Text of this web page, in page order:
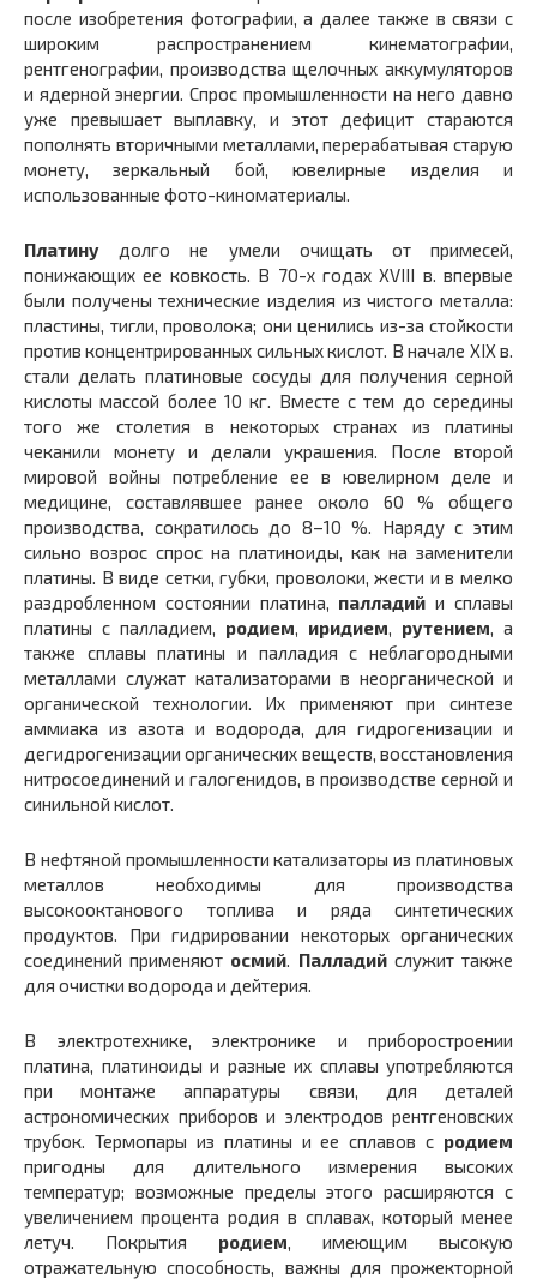
после изобретения фотографии, а далее также в связи с
широким распространением кинематографии,
рентгенографии, производства щелочных аккумуляторов
и ядерной энергии. Спрос промышленности на него давно
уже превышает выплавку, и этот дефицит стараются
пополнять вторичными металлами, перерабатывая старую
монету, зеркальный бой, ювелирные изделия и
использованные фото-киноматериалы.
Платину долго не умели очищать от примесей,
понижающих ее ковкость. В 70-х годах XVIII в. впервые
были получены технические изделия из чистого металла:
пластины, тигли, проволока; они ценились из-за стойкости
против концентрированных сильных кислот. В начале XIX в.
стали делать платиновые сосуды для получения серной
кислоты массой более 10 кг. Вместе с тем до середины
того же столетия в некоторых странах из платины
чеканили монету и делали украшения. После второй
мировой войны потребление ее в ювелирном деле и
медицине, составлявшее ранее около 60 % общего
производства, сократилось до 8–10 %. Наряду с этим
сильно возрос спрос на платиноиды, как на заменители
платины. В виде сетки, губки, проволоки, жести и в мелко
раздробленном состоянии платина, палладий и сплавы
платины с палладием, родием иридием рутением , а
также сплавы платины и палладия с неблагородными
металлами служат катализаторами в неорганической и
органической технологии. Их применяют при синтезе
аммиака из азота и водорода, для гидрогенизации и
дегидрогенизации органических веществ, восстановления
нитросоединений и галогенидов, в производстве серной и
синильной кислот.
В нефтяной промышленности катализаторы из платиновых
металлов необходимы для производства
высокооктанового топлива и ряда синтетических
продуктов. При гидрировании некоторых органических
соединений применяют осмий Палладийслужит также
для очистки водорода и дейтерия.
В электротехнике, электронике и приборостроении
платина, платиноиды и разные их сплавы употребляются
при монтаже аппаратуры связи, для деталей
астрономических приборов и электродов рентгеновских
трубок. Термопары из платины и ее сплавов с родием
пригодны для длительного измерения высоких
температур; возможные пределы этого расширяются с
увеличением процента родия в сплавах, который менее
летуч. Покрытия родием , имеющим высокую
отражательную способность, важны для прожекторной